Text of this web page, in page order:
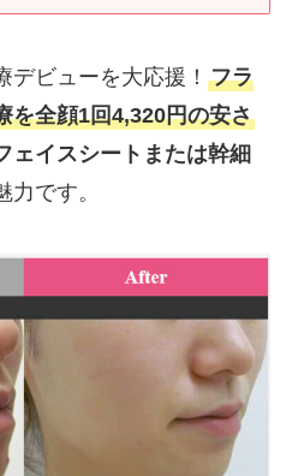
デビューを大応援！ フラ
を全顔1回4,320円の安さ
ェイスシートまたは幹細
力です。